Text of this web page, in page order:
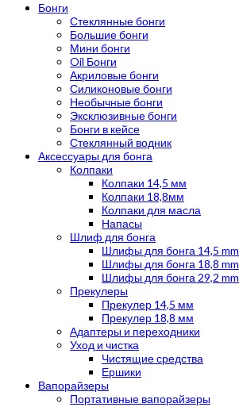
Бонги
Стеклянные бонги
Большие бонги
Мини бонги
Oil Бонги
Акриловые бонги
Силиконовые бонги
Необычные бонги
Эксклюзивные бонги
Бонги в кейсе
Стеклянный водник
Аксессуары для бонга
Колпаки
Колпаки 14,5 мм
Колпаки 18,8мм
Колпаки для масла
Напасы
Шлиф для бонга
Шлифы для бонга 14,5 mm
Шлифы для бонга 18,8 mm
Шлифы для бонга 29,2 mm
Прекулеры
Прекулер 14,5 мм
Прекулер 18,8 мм
Адаптеры и переходники
Уход и чистка
Чистящие средства
Ершики
Вапорайзеры
Портативные вапорайзеры